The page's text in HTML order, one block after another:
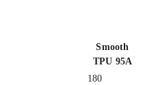
Smooth
TPU 95A
180